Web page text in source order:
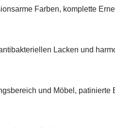
Farben, komplette
Lacken und
und Möbel,